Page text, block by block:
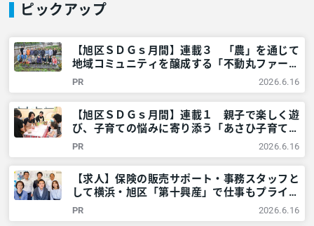
ピックアップ
【旭区ＳＤＧｓ月間】連載３ 「農」を通じて
地域コミュニティを醸成する「不動丸ファー
ム」を取材！ – 神奈川・東京多摩のご近所情
報 – レアリア
PR 2026.6.16
【旭区ＳＤＧｓ月間】連載１ 親子で楽しく遊
び、子育ての悩みに寄り添う「あさひ子育てマ
ルシェ」を取材！ – 神奈川・東京多摩のご近
所情報 – レアリア
PR 2026.6.16
【求人】保険の販売サポート・事務スタッフと
して横浜・旭区「第十興産」で仕事もプライベ
ートも充実させませんか？ – 神奈川・東京多
摩のご近所情報 – レアリア
PR 2026.6.16